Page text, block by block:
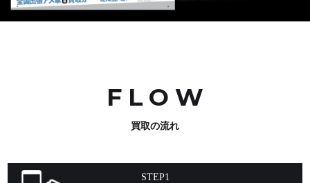
FLO W
買取の流れ
STEP1